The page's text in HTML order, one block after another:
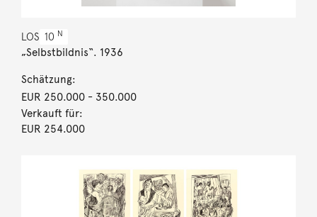
LOS 10 N
„Selbstbildnis“. 1936
Schätzung:
EUR 250.000- 350.000
Verkauft für:
EUR 254.000